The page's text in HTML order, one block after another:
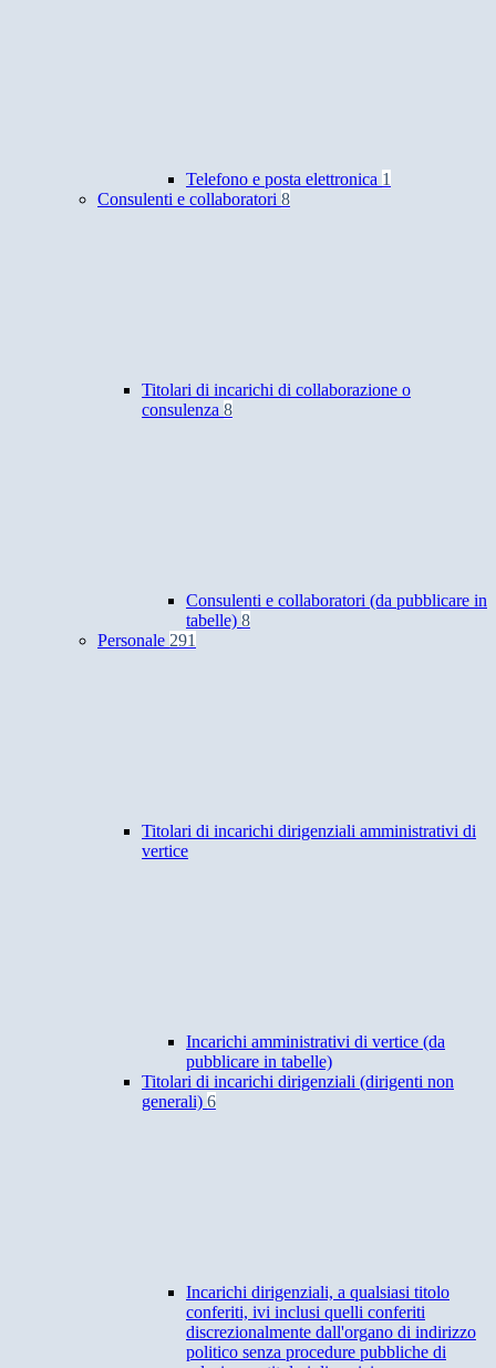
Telefono e posta elettronica 1
Consulenti e collaboratori 8
Titolari di incarichi di collaborazione o
consulenza 8
Consulenti e collaboratori (da pubblicare in
tabelle) 8
Personale 291
Titolari di incarichi dirigenziali amministrativi di
vertice
Incarichi amministrativi di vertice (da
pubblicare in tabelle)
Titolari di incarichi dirigenziali (dirigenti non
generali) 6
Incarichi dirigenziali, a qualsiasi titolo
conferiti, ivi inclusi quelli conferiti
discrezionalmente dall'organo di indirizzo
politico senza procedure pubbliche di